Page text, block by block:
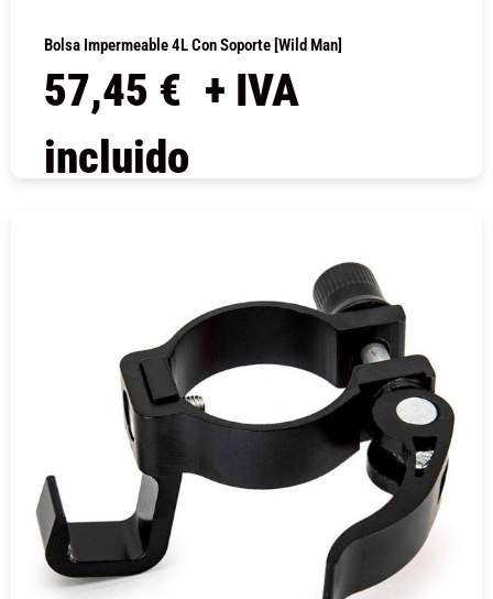
Bolsa Impermeable 4L Con Soporte [Wild Man]
57,45 € + IVA
incluido